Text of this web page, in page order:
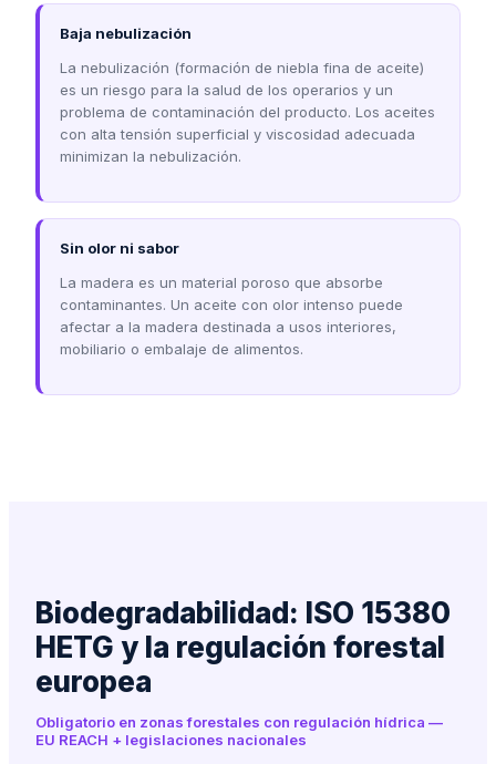
Baja nebulización
La nebulización (formación de niebla fina de aceite)
es un riesgo para la salud de los operarios y un
problema de contaminación del producto. Los aceites
con alta tensión superficial y viscosidad adecuada
minimizan la nebulización.
Sin olor ni sabor
La madera es un material poroso que absorbe
contaminantes. Un aceite con olor intenso puede
afectar a la madera destinada a usos interiores,
mobiliario o embalaje de alimentos.
Biodegradabilidad: ISO 15380
HETG y la regulación forestal
europea
Obligatorio en zonas forestales con regulación hídrica —
EU REACH + legislaciones nacionales